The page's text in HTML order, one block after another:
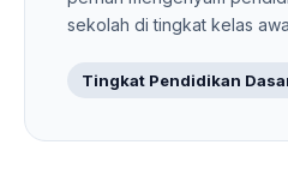
sekolah di tingkat kelas
Tingkat Pendidikan